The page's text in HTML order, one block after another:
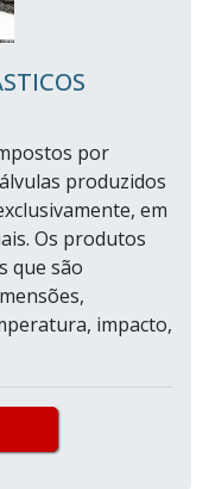
por
produzidos
em
Os produtos
que são
impacto,